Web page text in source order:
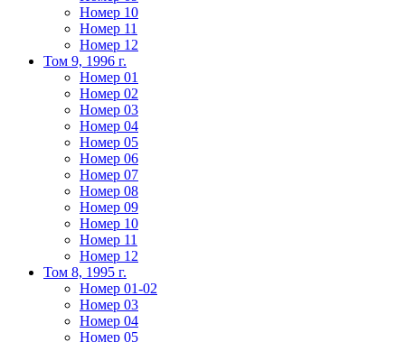
Номер 10
Номер 11
Номер 12
Том 9, 1996 г.
Номер 01
Номер 02
Номер 03
Номер 04
Номер 05
Номер 06
Номер 07
Номер 08
Номер 09
Номер 10
Номер 11
Номер 12
Том 8, 1995 г.
Номер 01-02
Номер 03
Номер 04
Номер 05